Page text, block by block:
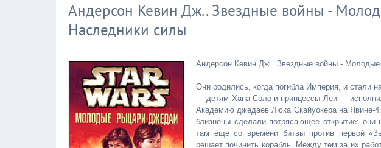
Андерсон Кевин Дж.. Звездные войны -
Наследники силы
Андерсон Кевин Дж.. Звездные войны -
Они родились, когда погибла Империя, и стали
— детям Хана Соло и принцессы Леи —
Академию джедаев Люка Скайуокера на Явине-
близнецы сделали потрясающее открытие:
там еще со времени битвы против первой
решает починить корабль. Между тем за их